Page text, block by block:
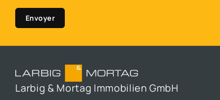
Envoyer
Larbig & Mortag Immobilien GmbH